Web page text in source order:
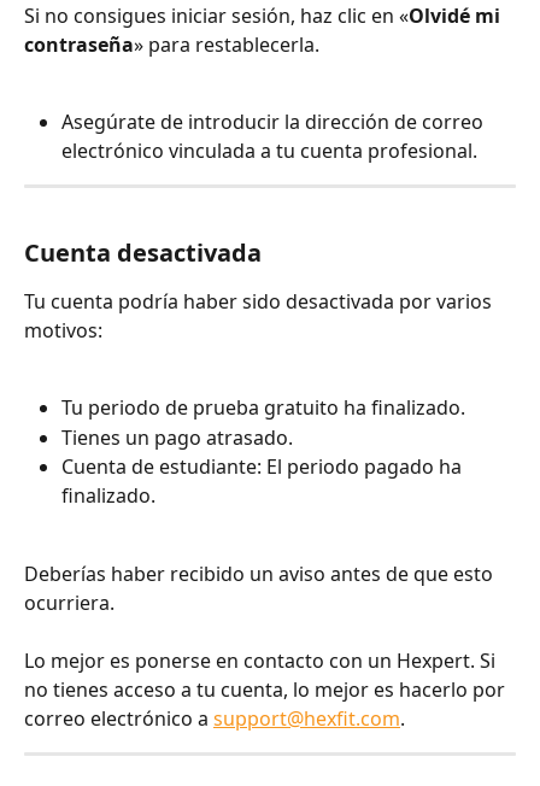
Si no consigues iniciar sesión, haz clic en «Olvidé mi
contraseña» para restablecerla.
Asegúrate de introducir la dirección de correo
electrónico vinculada a tu cuenta profesional.
Cuenta desactivada
Tu cuenta podría haber sido desactivada por varios
motivos:
Tu periodo de prueba gratuito ha finalizado.
Tienes un pago atrasado.
Cuenta de estudiante: El periodo pagado ha
finalizado.
Deberías haber recibido un aviso antes de que esto
ocurriera.
Lo mejor es ponerse en contacto con un Hexpert. Si
no tienes acceso a tu cuenta, lo mejor es hacerlo por
correo electrónico a support@hexfit.com.